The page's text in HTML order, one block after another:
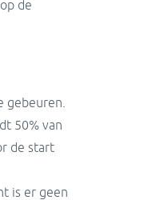
de
50% van
de start
is er geen